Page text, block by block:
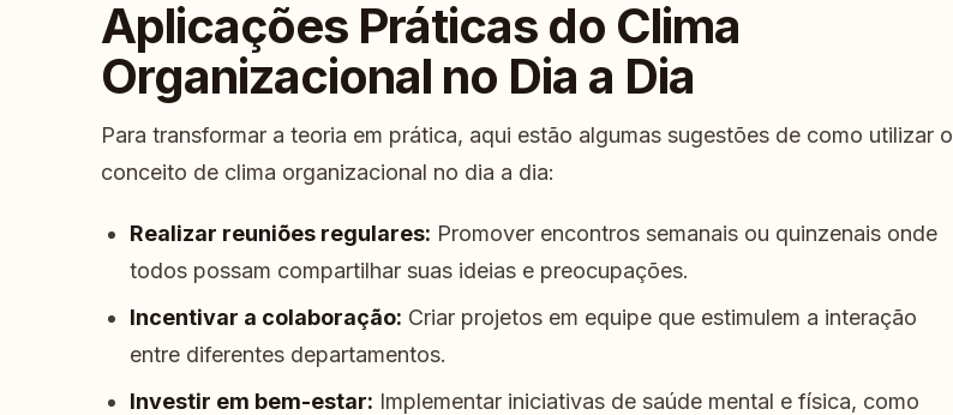
Aplicações Práticas do Clima
Organizacional no Dia a Dia
Para transformar a teoria em prática, aqui estão algumas sugestões de como utilizar o
conceito de clima organizacional no dia a dia:
Realizar reuniões regulares: Promover encontros semanais ou quinzenais onde
todos possam compartilhar suas ideias e preocupações.
Incentivar a colaboração: Criar projetos em equipe que estimulem a interação
entre diferentes departamentos.
Investir em bem-estar: Implementar iniciativas de saúde mental e física, como